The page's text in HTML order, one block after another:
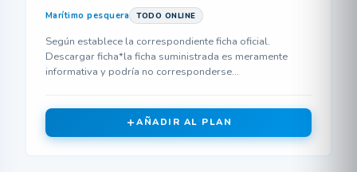
Marítimo pesquera TODO ONLINE
Según establece la correspondiente ficha oficial.
Descargar ficha*la ficha suministrada es meramente
informativa y podría no corresponderse...
AÑADIR AL PLAN